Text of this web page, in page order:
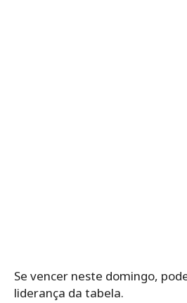
Se vencer neste domingo,
liderança da tabela.